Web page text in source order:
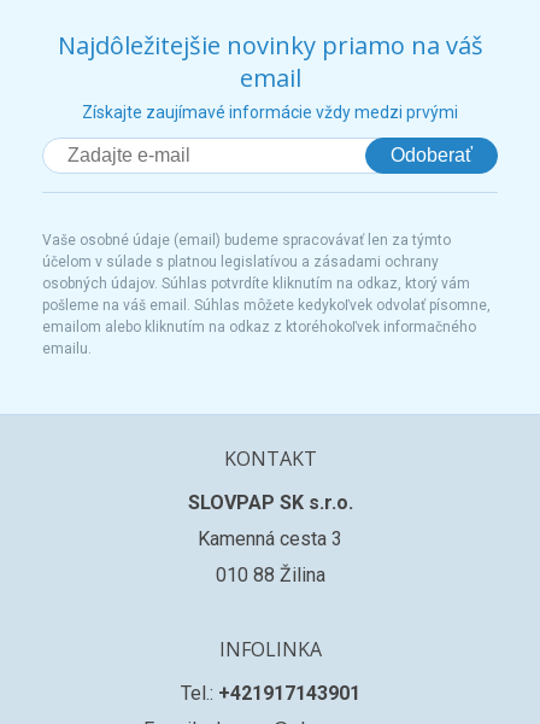
Najdôležitejšie novinky priamo na váš
email
Získajte zaujímavé informácie vždy medzi prvými
Odoberať
Vaše osobné údaje (email) budeme spracovávať len za týmto
účelom v súlade s platnou legislatívou a zásadami ochrany
osobných údajov. Súhlas potvrdíte kliknutím na odkaz, ktorý vám
pošleme na váš email. Súhlas môžete kedykoľvek odvolať písomne,
emailom alebo kliknutím na odkaz z ktoréhokoľvek informačného
emailu.
KONTAKT
SLOVPAP SK s.r.o.
Kamenná cesta 3
010 88 Žilina
INFOLINKA
Tel.: +421917143901